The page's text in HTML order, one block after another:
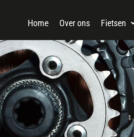
Home Over ons Fietsen